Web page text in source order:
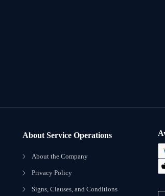
About Service Operations
About the Company
Privacy Policy
Signs, Clauses, and Conditions